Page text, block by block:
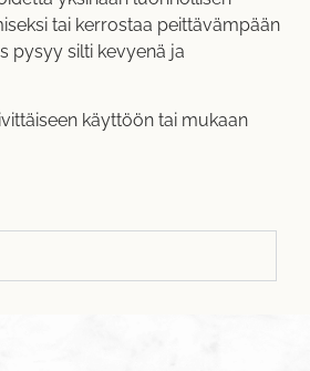
tai kerrostaa peittävämpään
pysyy silti kevyenä ja
käyttöön tai mukaan